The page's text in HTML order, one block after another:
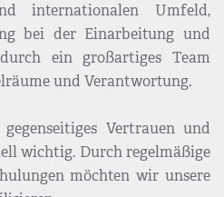
internationalen Umfeld,
bei der Einarbeitung und
ein großartiges Team
und Verantwortung.
Vertrauen und
wichtig. Durch regelmäßige
möchten wir unsere